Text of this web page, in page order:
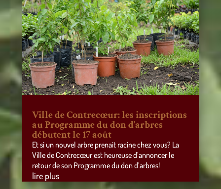
Ville de Contrecœur: les inscriptions
au Programme du don d’arbres
débutent le 17 août
Et si un nouvel arbre prenait racine chez vous? La
Ville de Contrecœur est heureuse d’annoncer le
retour de son Programme du don d’arbres!
lire plus